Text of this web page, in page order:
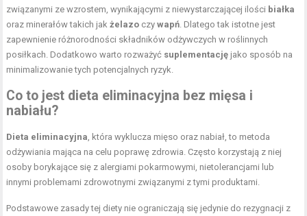
związanymi ze wzrostem, wynikającymi z niewystarczającej ilości białka
oraz minerałów takich jakżelazo czywapń . Dlatego tak istotne jest
zapewnienie różnorodności składników odżywczych w roślinnych
posiłkach. Dodatkowo warto rozważyć suplementację jako sposób na
minimalizowanie tych potencjalnych ryzyk.
Co to jest dieta eliminacyjna bez mięsa i
nabiału?
Dieta eliminacyjna , która wyklucza mięso oraz nabiał, to metoda
odżywiania mająca na celu poprawę zdrowia. Często korzystają z niej
osoby borykające się z alergiami pokarmowymi, nietolerancjami lub
innymi problemami zdrowotnymi związanymi z tymi produktami.
Podstawowe zasady tej diety nie ograniczają się jedynie do rezygnacji z